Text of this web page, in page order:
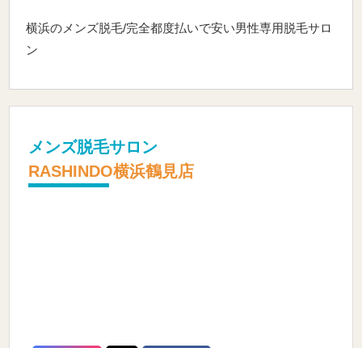
横浜のメンズ脱毛/完全都度払いで安い男性専用脱毛サロ
ン
メンズ脱毛サロン
RASHINDO横浜鶴見店